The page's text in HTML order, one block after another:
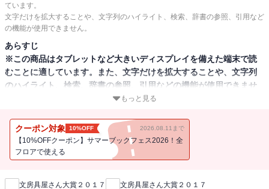
ています。
文字だけを拡大することや、文字列のハイライト、検索、辞書の参照、引用など
の機能が使用できません。
あらすじ
※この商品はタブレットなど大きいディスプレイを備えた端末で読
むことに適しています。また、文字だけを拡大することや、文字列
のハイライト、検索、辞書の参照、引用などの機能が使用できませ
●内容紹介 2013年にスタートし、今年で5回目を迎え、
ファンの注目度が毎年高まっている「文房具屋さん大賞」。
有名文房具店10社から、“文房具のプロ”である売り場の店員さんを審
審査。
もっと見る
クーポン対象 10%OFF 2026.08.11まで
【10%OFFクーポン】サマーブックフェス2026！全
フロアで使える
新刊通知
文房具屋さん大賞２０１７ 文房具屋さん大賞２０１７